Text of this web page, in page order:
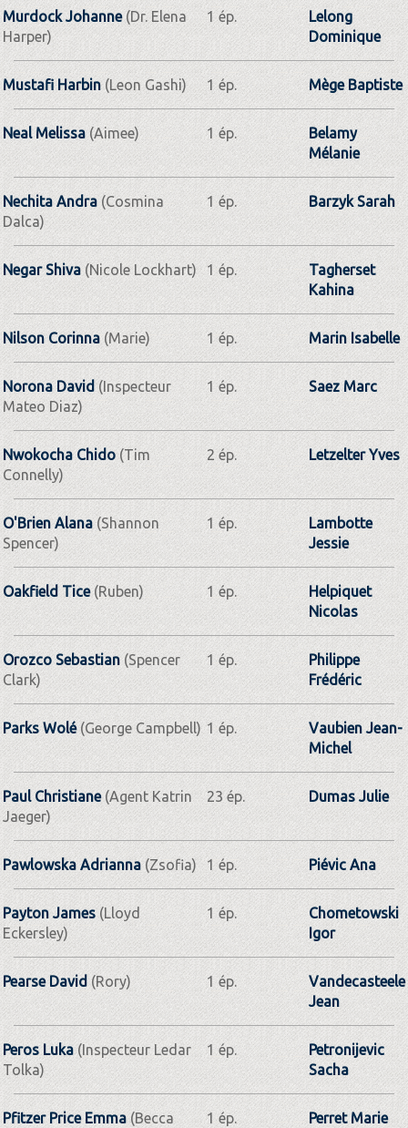
Murdock Johanne(Dr. Elena
Harper)
1 ép.
Lelong
Dominique
Mustafi Harbin (Leon Gashi) 1 ép. Mège Baptiste
Neal Melissa (Aimee) 1 ép.
Belamy
Mélanie
Nechita Andra (Cosmina
Dalca)
1 ép. Barzyk Sarah
Negar Shiva (Nicole Lockhart) 1 ép.
Tagherset
Kahina
Nilson Corinna (Marie) 1 ép. Marin Isabelle
Norona David(Inspecteur
Mateo Diaz)
1 ép. Saez Marc
Nwokocha Chido(Tim
Connelly)
2 ép. Letzelter Yves
O'Brien Alana(Shannon
Spencer)
1 ép.
Lambotte
Jessie
Oakfield Tice(Ruben) 1 ép.
Helpiquet
Nicolas
Orozco Sebastian(Spencer
Clark)
1 ép.
Philippe
Frédéric
Parks Wolé(George Campbell) 1 ép.
Vaubien Jean-
Michel
Paul Christiane(Agent Katrin
Jaeger)
23 ép. Dumas Julie
Pawlowska Adrianna(Zsofia) 1 ép. Piévic Ana
Payton James(Lloyd
Eckersley)
1 ép.
Chometowski
Igor
Pearse David(Rory) 1 ép.
Vandecasteele
Jean
Peros Luka(Inspecteur Ledar
Tolka)
1 ép.
Petronijevic
Sacha
Pfitzer Price Emma (Becca
1 ép. Perret Marie